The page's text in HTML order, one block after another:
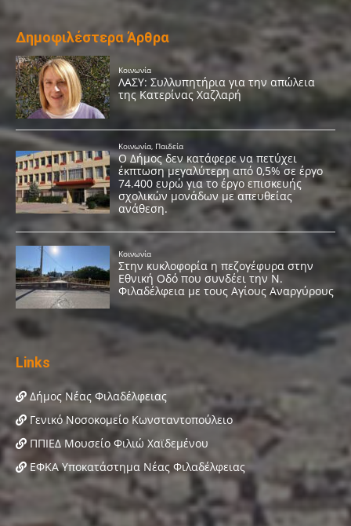
Δημοφιλέστερα Άρθρα
Links
Δήμος Νέας Φιλαδέλφειας
Γενικό Νοσοκομείο Κωνσταντοπούλειο
ΠΠΙΕΔ Μουσείο Φιλιώ Χαϊδεμένου
ΕΦΚΑ Υποκατάστημα Νέας Φιλαδέλφειας